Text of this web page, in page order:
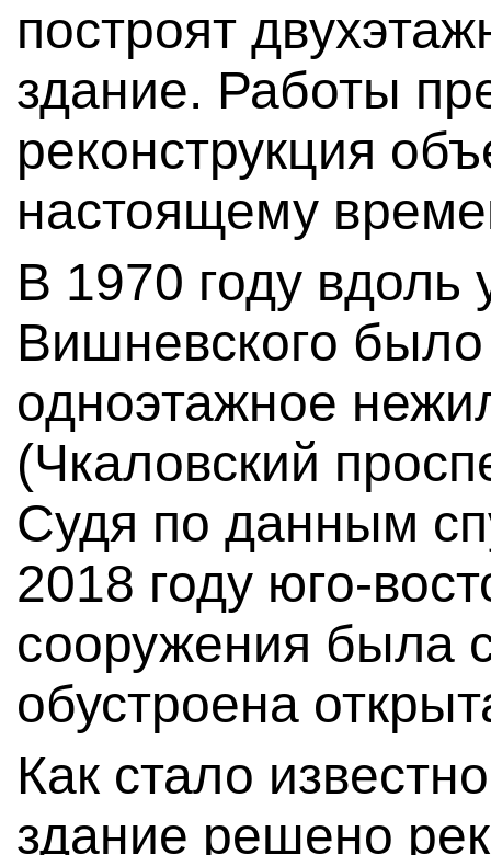
построят
здание. Работы
реконструкция
настоящему
В 1970 году
Вишневского
одноэтажное
(Чкаловский
Судя по данным
2018 году юго-
сооружения была
обустроена
Как стало
здание решено